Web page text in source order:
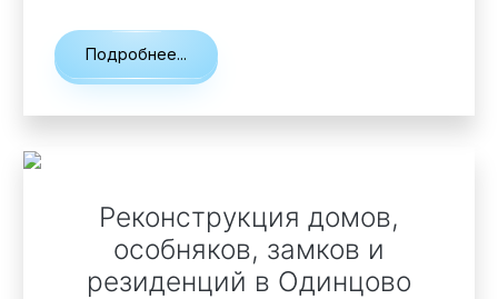
Подробнее...
Реконструкция домов,
особняков, замков и
резиденций в Одинцово